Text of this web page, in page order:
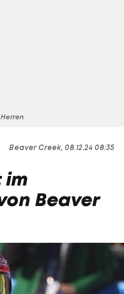
Beaver Creek, 08.12.24 08:35
im
Beaver